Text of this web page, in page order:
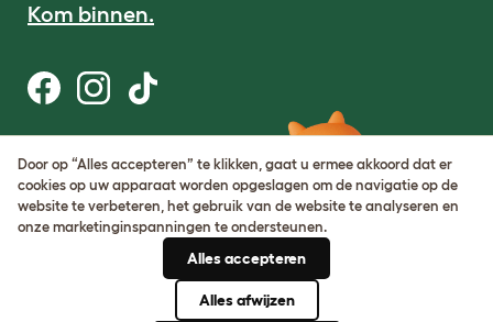
Kom binnen.
Gebruiksvoorwaarden
Cookie & privacybeleid
Cookie Settings
Sitemap
BTW-nummer: DE317631106
Door op “Alles accepteren” te klikken, gaat u ermee akkoord dat er
cookies op uw apparaat worden opgeslagen om de navigatie op de
website te verbeteren, het gebruik van de website te analyseren en
onze marketinginspanningen te ondersteunen.
Alles accepteren
Alles afwijzen